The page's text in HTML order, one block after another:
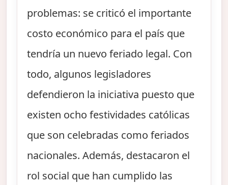
problemas: se criticó el importante
costo económico para el país que
tendría un nuevo feriado legal. Con
todo, algunos legisladores
defendieron la iniciativa puesto que
existen ocho festividades católicas
que son celebradas como feriados
nacionales. Además, destacaron el
rol social que han cumplido las